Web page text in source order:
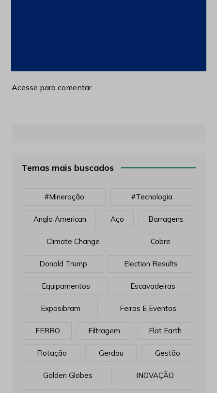
Acesse para comentar.
Temas mais buscados
#mineração #tecnologia
Anglo American Aço Barragens
Climate Change Cobre
Donald Trump Election Results
Equipamentos Escavadeiras
Exposibram Feiras E Eventos
FERRO Filtragem Flat Earth
Flotação Gerdau Gestão
Golden Globes INOVAÇÃO